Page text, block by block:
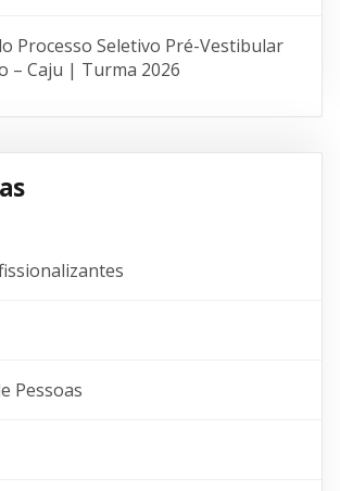
Processo Seletivo Pré-Vestibular
– Caju | Turma 2026
Pessoas